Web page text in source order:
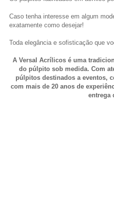
Caso tenha interesse em algum
exatamente como desejar!
Toda elegância e sofisticação que
A Versal Acrílicos é uma
do púlpito sob medida. Com
púlpitos destinados a eventos,
com mais de 20 anos de
entrega